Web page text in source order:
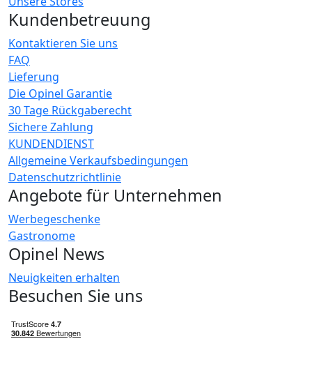
Kundenbetreuung
Kontaktieren Sie uns
FAQ
Lieferung
Die Opinel Garantie
30 Tage Rückgaberecht
Sichere Zahlung
KUNDENDIENST
Allgemeine Verkaufsbedingungen
Datenschutzrichtlinie
Angebote für Unternehmen
Werbegeschenke
Gastronome
Opinel News
Neuigkeiten erhalten
Besuchen Sie uns